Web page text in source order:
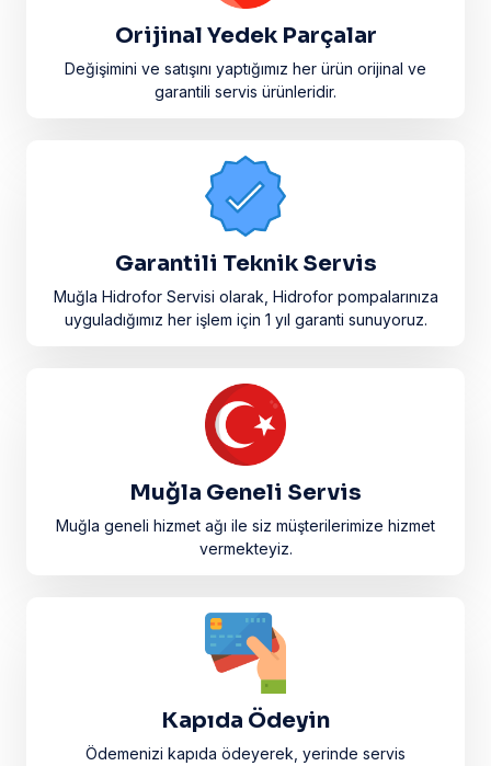
Orijinal Yedek Parçalar
Değişimini ve satışını yaptığımız her ürün orijinal ve
garantili servis ürünleridir.​
Garantili Teknik Servis
Muğla Hidrofor Servisi olarak, Hidrofor pompalarınıza
uyguladığımız her işlem için 1 yıl garanti sunuyoruz.
Muğla Geneli Servis
Muğla geneli hizmet ağı ile siz müşterilerimize hizmet
vermekteyiz.
Kapıda Ödeyin
Ödemenizi kapıda ödeyerek, yerinde servis